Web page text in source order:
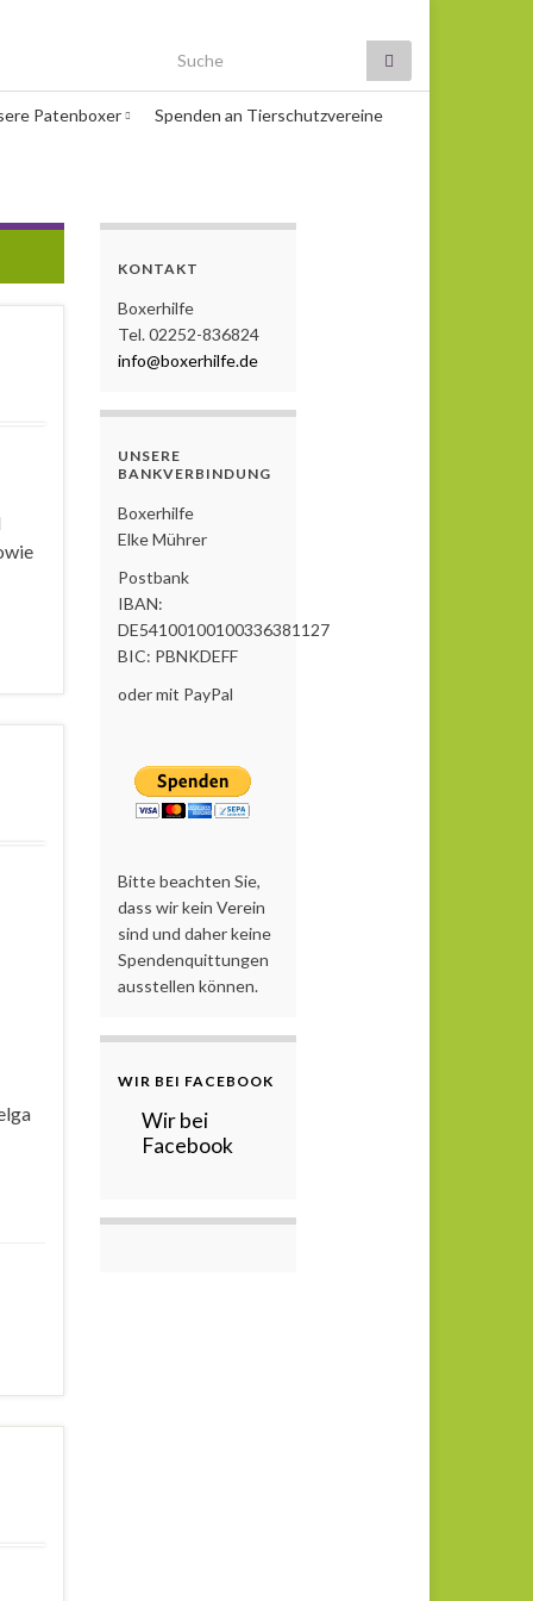
Search for:
Patenboxer Spenden an Tierschutzvereine
KONTAKT
Boxerhilfe
Tel. 02252-836824
info@boxerhilfe.de
UNSERE
BANKVERBINDUNG
Boxerhilfe
Elke Mührer
Postbank
IBAN:
DE54100100100336381127
BIC: PBNKDEFF
oder mit PayPal
Bitte beachten Sie,
dass wir kein Verein
sind und daher keine
Spendenquittungen
ausstellen können.
WIR BEI FACEBOOK
Wir bei
Facebook